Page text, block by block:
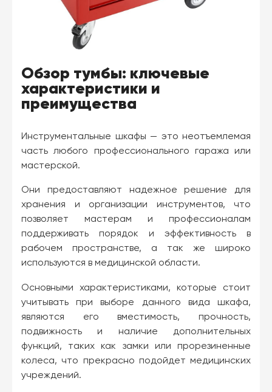
Обзор тумбы: ключевые
характеристики и
преимущества
Инструментальные шкафы — это неотъемлемая
часть любого профессионального гаража или
мастерской.
Они предоставляют надежное решение для
хранения и организации инструментов, что
позволяет мастерам и профессионалам
поддерживать порядок и эффективность в
рабочем пространстве, а так же широко
используются в медицинской области.
Основными характеристиками, которые стоит
учитывать при выборе данного вида шкафа,
являются его вместимость, прочность,
подвижность и наличие дополнительных
функций, таких как замки или прорезиненные
колеса, что прекрасно подойдет медицинских
учреждений.